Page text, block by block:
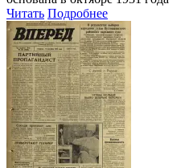
Читать Подробнее